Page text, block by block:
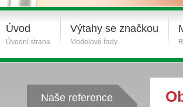
Úvod
Úvodní strana
Výtahy se značkou
Modelové řady
Naše reference